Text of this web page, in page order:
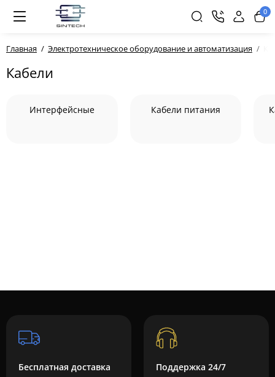
0
Главная Электротехническое оборудование и автоматизация
Кабели
Интерфейсные Кабели питания
Бесплатная доставка Поддержка 24/7